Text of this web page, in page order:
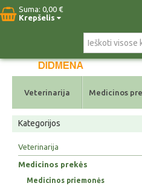
Suma: 0,00 €
Krepšelis
Pradžia
Veterinarija Medicinos
Kategorijos
Veterinarija
Medicinos prekės
Medicinos priemonės